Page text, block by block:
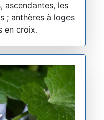
ascendantes, les
; anthères à loges
en croix.